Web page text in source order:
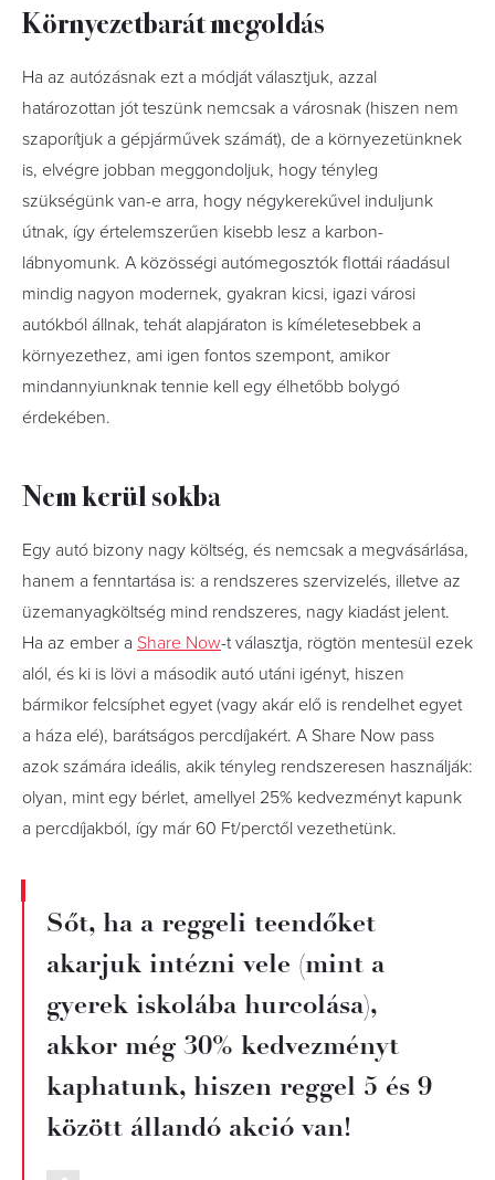
Környezetbarát megoldás
Ha az autózásnak ezt a módját választjuk, azzal
határozottan jót teszünk nemcsak a városnak (hiszen nem
szaporítjuk a gépjárművek számát), de a környezetünknek
is, elvégre jobban meggondoljuk, hogy tényleg
szükségünk van-e arra, hogy négykerekűvel induljunk
útnak, így értelemszerűen kisebb lesz a karbon-
lábnyomunk. A közösségi autómegosztók flottái ráadásul
mindig nagyon modernek, gyakran kicsi, igazi városi
autókból állnak, tehát alapjáraton is kíméletesebbek a
környezethez, ami igen fontos szempont, amikor
mindannyiunknak tennie kell egy élhetőbb bolygó
érdekében.
Nem kerül sokba
Egy autó bizony nagy költség, és nemcsak a megvásárlása,
hanem a fenntartása is: a rendszeres szervizelés, illetve az
üzemanyagköltség mind rendszeres, nagy kiadást jelent.
Ha az ember a Share Now-t választja, rögtön mentesül ezek
alól, és ki is lövi a második autó utáni igényt, hiszen
bármikor felcsíphet egyet (vagy akár elő is rendelhet egyet
a háza elé), barátságos percdíjakért. A Share Now pass
azok számára ideális, akik tényleg rendszeresen használják:
olyan, mint egy bérlet, amellyel 25% kedvezményt kapunk
a percdíjakból, így már 60 Ft/perctől vezethetünk.
Sőt, ha a reggeli teendőket
akarjuk intézni vele (mint a
gyerek iskolába hurcolása),
akkor még 30% kedvezményt
kaphatunk, hiszen reggel 5 és 9
között állandó akció van!